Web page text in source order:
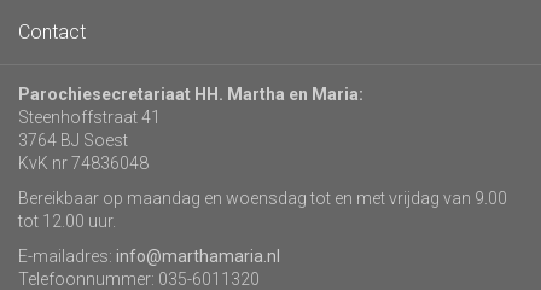
Contact
Parochiesecretariaat HH. Martha en Maria:
Steenhoffstraat 41
3764 BJ Soest
KvK nr 74836048
Bereikbaar op maandag en woensdag tot en met vrijdag van 9.00
tot 12.00 uur.
E-mailadres: info@marthamaria.nl
Telefoonnummer: 035-6011320